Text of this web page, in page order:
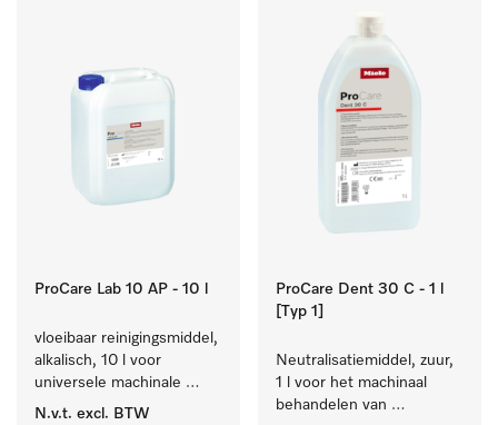
ProCare Lab 10 AP - 10 l
vloeibaar reinigingsmiddel,
alkalisch, 10 l voor
universele machinale
reiniging van
N.v.t. excl. BTW
ProCare Dent 30 C - 1 l
[Typ 1]
Neutralisatiemiddel, zuur,
1 l voor het machinaal
behandelen van